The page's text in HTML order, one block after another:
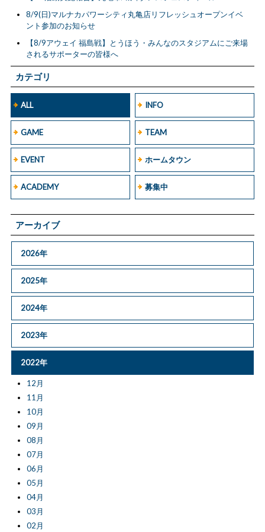
カテゴリ
ALL INFO
GAME TEAM
EVENT ホームタウン
ACADEMY 募集中
アーカイブ
2026年
2025年
2024年
2023年
2022年
12月
11月
10月
09月
08月
07月
06月
05月
04月
03月
02月
8/9(日)マルナカパワーシティ丸亀店リフレッシュオープンイベ
ント参加のお知らせ
【8/9アウェイ 福島戦】とうほう・みんなのスタジアムにご来場
されるサポーターの皆様へ